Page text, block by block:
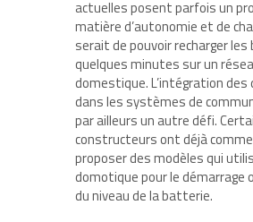
actuelles posent parfois un
matière d’autonomie et de
serait de pouvoir recharger
quelques minutes sur un
domestique. L’intégration
dans les systèmes de
par ailleurs un autre défi.
constructeurs ont déjà
proposer des modèles qui
domotique pour le démarrage
du niveau de la batterie.